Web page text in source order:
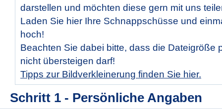
darstellen und möchten diese gern mit uns
Laden Sie hier Ihre Schnappschüsse und
hoch!
Beachten Sie dabei bitte, dass die Dateigröße
nicht übersteigen darf!
Tipps zur Bildverkleinerung finden Sie hier.
Schritt 1 - Persönliche Angaben